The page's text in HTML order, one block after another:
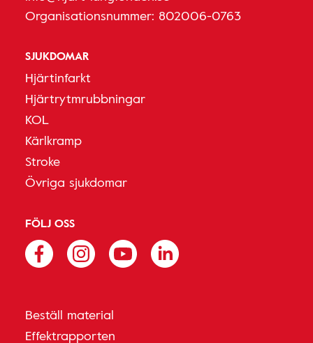
Organisationsnummer: 802006-0763
SJUKDOMAR
Hjärtinfarkt
Hjärtrytmrubbningar
KOL
Kärlkramp
Stroke
Övriga sjukdomar
FÖLJ OSS
Beställ material
Effektrapporten